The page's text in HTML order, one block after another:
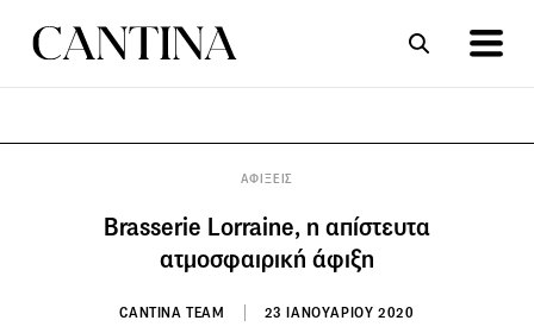
ΑΦΙΞΕΙΣ
Brasserie Lorraine, η απίστευτα
ατμοσφαιρική άφιξη
CANTINA TEAM 23 ΙΑΝΟΥΑΡΙΟΥ 2020